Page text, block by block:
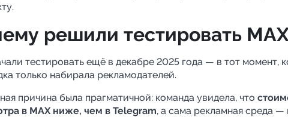
решили тестировать
тестировать ещё в декабре 2025 года — в тот момент,
только набирала рекламодателей.
причина была прагматичной: команда увидела, что
в MAX ниже, чем в Telegram, а сама рекламная среда —